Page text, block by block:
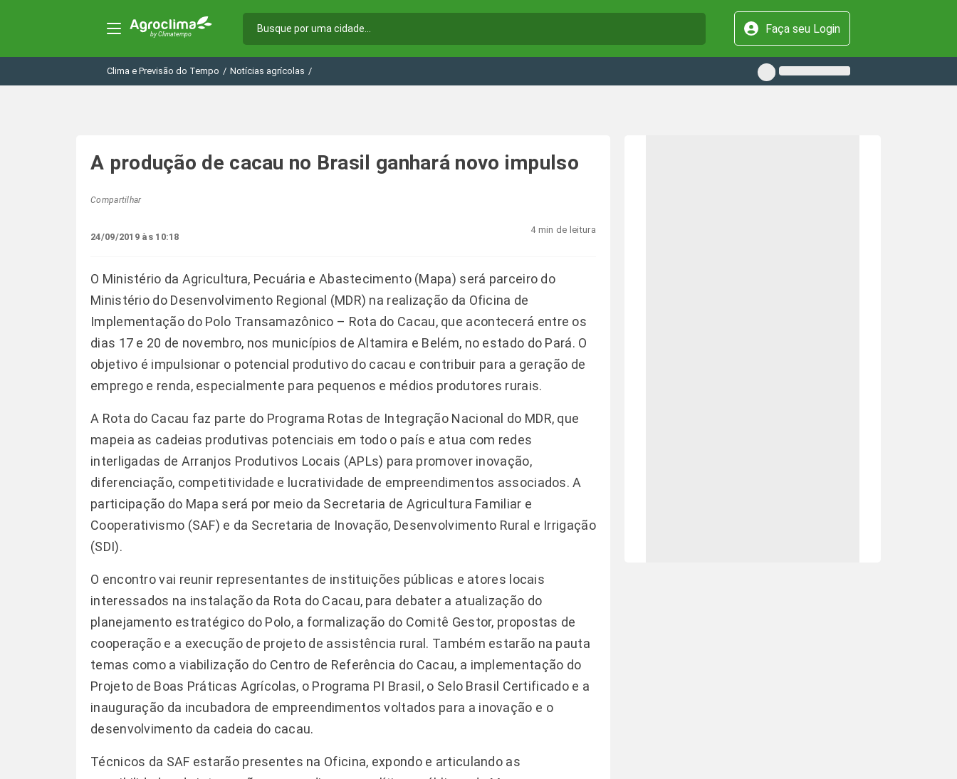
Faça seu Login
Clima e Previsão do Tempo / Notícias agrícolas /
A produção de cacau no Brasil ganhará novo impulso
Compartilhar
24/09/2019 às 10:18
4 min de leitura
O Ministério da Agricultura, Pecuária e Abastecimento (Mapa) será parceiro do
Ministério do Desenvolvimento Regional (MDR) na realização da Oficina de
Implementação do Polo Transamazônico – Rota do Cacau, que acontecerá entre os
dias 17 e 20 de novembro, nos municípios de Altamira e Belém, no estado do Pará. O
objetivo é impulsionar o potencial produtivo do cacau e contribuir para a geração de
emprego e renda, especialmente para pequenos e médios produtores rurais.
A Rota do Cacau faz parte do Programa Rotas de Integração Nacional do MDR, que
mapeia as cadeias produtivas potenciais em todo o país e atua com redes
interligadas de Arranjos Produtivos Locais (APLs) para promover inovação,
diferenciação, competitividade e lucratividade de empreendimentos associados. A
participação do Mapa será por meio da Secretaria de Agricultura Familiar e
Cooperativismo (SAF) e da Secretaria de Inovação, Desenvolvimento Rural e Irrigação
(SDI).
O encontro vai reunir representantes de instituições públicas e atores locais
interessados na instalação da Rota do Cacau, para debater a atualização do
planejamento estratégico do Polo, a formalização do Comitê Gestor, propostas de
cooperação e a execução de projeto de assistência rural. Também estarão na pauta
temas como a viabilização do Centro de Referência do Cacau, a implementação do
Projeto de Boas Práticas Agrícolas, o Programa PI Brasil, o Selo Brasil Certificado e a
inauguração da incubadora de empreendimentos voltados para a inovação e o
desenvolvimento da cadeia do cacau.
Técnicos da SAF estarão presentes na Oficina, expondo e articulando as